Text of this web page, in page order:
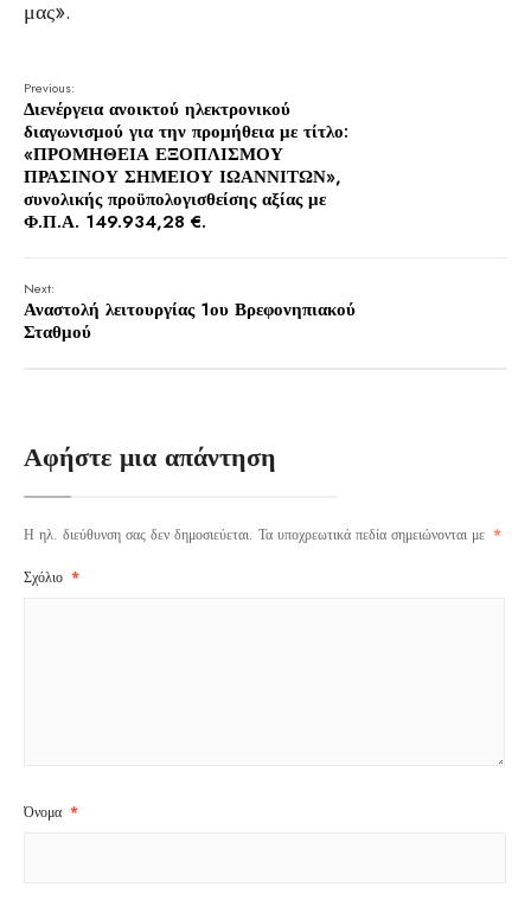
μας».
Previous:
Διενέργεια ανοικτού ηλεκτρονικού
διαγωνισμού για την προμήθεια με τίτλο:
«ΠΡΟΜΗΘΕΙΑ ΕΞΟΠΛΙΣΜΟΥ
ΠΡΑΣΙΝΟΥ ΣΗΜΕΙΟΥ ΙΩΑΝΝΙΤΩΝ»,
συνολικής προϋπολογισθείσης αξίας με
Φ.Π.Α. 149.934,28 €.
Next:
Αναστολή λειτουργίας 1ου Βρεφονηπιακού
Σταθμού
Αφήστε μια απάντηση
Η ηλ. διεύθυνση σας δεν δημοσιεύεται. Τα υποχρεωτικά πεδία σημειώνονται με *
Σχόλιο *
Όνομα *